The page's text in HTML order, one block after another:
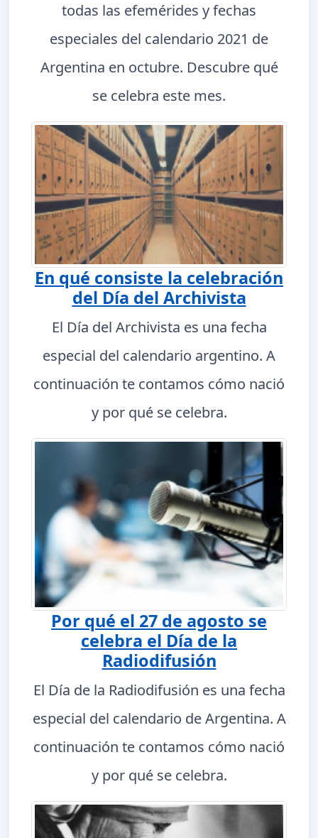
todas las efemérides y fechas
especiales del calendario 2021 de
Argentina en octubre. Descubre qué
se celebra este mes.
En qué consiste la celebración
del Día del Archivista
El Día del Archivista es una fecha
especial del calendario argentino. A
continuación te contamos cómo nació
y por qué se celebra.
Por qué el 27 de agosto se
celebra el Día de la
Radiodifusión
El Día de la Radiodifusión es una fecha
especial del calendario de Argentina. A
continuación te contamos cómo nació
y por qué se celebra.